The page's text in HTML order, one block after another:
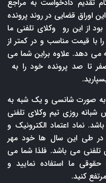
تقدیم دادخواست به مراجع
اوراق قضایی در روند پرونده
از این رو وکلای تلفنی ما
با قیمت مناسب و در کمتر از
می دهد. علاوه براین شما می
صفر تا صد پرونده خود را به
صورت شانسی و یک شبه به
روزی تیم وکلای تلفنی
سال می باشد. نماد اعتماد الکترونیک و
در طی این سال ها خود مهر
تلفنی می باشد. فلذا شما می
ما استفاده نمایید و
کنید.